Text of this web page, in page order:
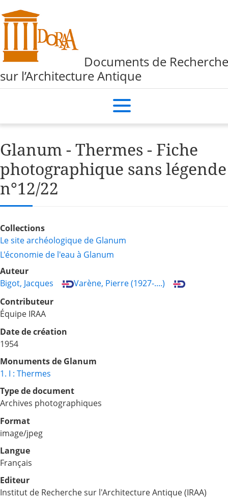
Documents de Recherche
sur l’Architecture Antique
Glanum - Thermes - Fiche
photographique sans légende
n°12/22
Collections
Le site archéologique de Glanum
L'économie de l'eau à Glanum
Auteur
Bigot, Jacques
Varène, Pierre (1927-....)
Contributeur
Équipe IRAA
Date de création
1954
Monuments de Glanum
1. I : Thermes
Type de document
Archives photographiques
Format
image/jpeg
Langue
Français
Editeur
Institut de Recherche sur l'Architecture Antique (IRAA)